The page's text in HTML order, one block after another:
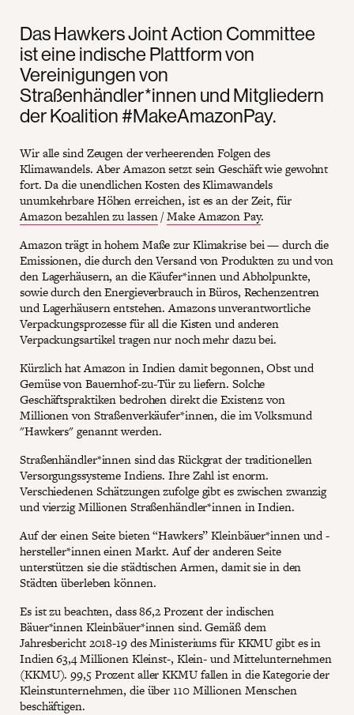
Das Hawkers Joint Action Committee
ist eine indische Plattform von
Vereinigungen von
Straßenhändler*innen und Mitgliedern
der Koalition #MakeAmazonPay.
Wir alle sind Zeugen der verheerenden Folgen des
Klimawandels. Aber Amazon setzt sein Geschäft wie gewohnt
fort. Da die unendlichen Kosten des Klimawandels
unumkehrbare Höhen erreichen, ist es an der Zeit, für
Amazon bezahlen zu lassen/Make Amazon Pay.
Amazon trägt in hohem Maße zur Klimakrise bei — durch die
Emissionen, die durch den Versand von Produkten zu und von
den Lagerhäusern, an die Käufer*innen und Abholpunkte,
sowie durch den Energieverbrauch in Büros, Rechenzentren
und Lagerhäusern entstehen. Amazons unverantwortliche
Verpackungsprozesse für all die Kisten und anderen
Verpackungsartikel tragen nur noch mehr dazu bei.
Kürzlich hat Amazon in Indien damit begonnen, Obst und
Gemüse von Bauernhof-zu-Tür zu liefern. Solche
Geschäftspraktiken bedrohen direkt die Existenz von
Millionen von Straßenverkäufer*innen, die im Volksmund
"Hawkers" genannt werden.
Straßenhändler*innen sind das Rückgrat der traditionellen
Versorgungssysteme Indiens. Ihre Zahl ist enorm.
Verschiedenen Schätzungen zufolge gibt es zwischen zwanzig
und vierzig Millionen Straßenhändler*innen in Indien.
Auf der einen Seite bieten “Hawkers” Kleinbäuer*innen und -
hersteller*innen einen Markt. Auf der anderen Seite
unterstützen sie die städtischen Armen, damit sie in den
Städten überleben können.
Es ist zu beachten, dass 86,2 Prozent der indischen
Bäuer*innen Kleinbäuer*innen sind. Gemäß dem
Jahresbericht 2018-19 des Ministeriums für KKMU gibt es in
Indien 63,4 Millionen Kleinst-, Klein- und Mittelunternehmen
(KKMU). 99,5 Prozent aller KKMU fallen in die Kategorie der
Kleinstunternehmen, die über 110 Millionen Menschen
beschäftigen.